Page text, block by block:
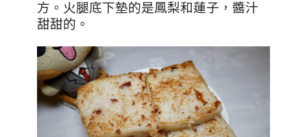
方。火腿底下墊的是鳳梨和蓮子，醬汁
甜甜的。